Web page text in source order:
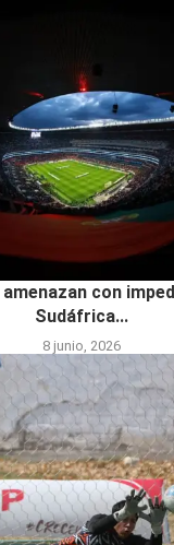
con
Sudáfrica...
8 junio, 2026